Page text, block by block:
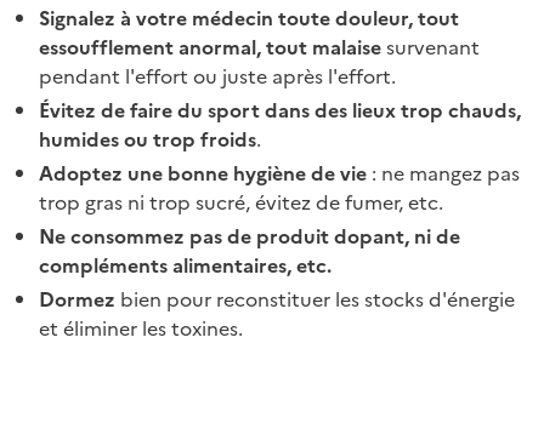
Signalez à votre médecin toute douleur, tout
essoufflement anormal, tout malaisesurvenant
pendant l'effort ou juste après l'effort.
Évitez de faire du sport dans des lieux trop chauds,
humides ou trop froids.
Adoptez une bonne hygiène de vie : ne mangez pas
trop gras ni trop sucré, évitez de fumer, etc.
Ne consommez pas de produit dopant, ni de
compléments alimentaires, etc.
Dormez bien pour reconstituer les stocks d'énergie
et éliminer les toxines.